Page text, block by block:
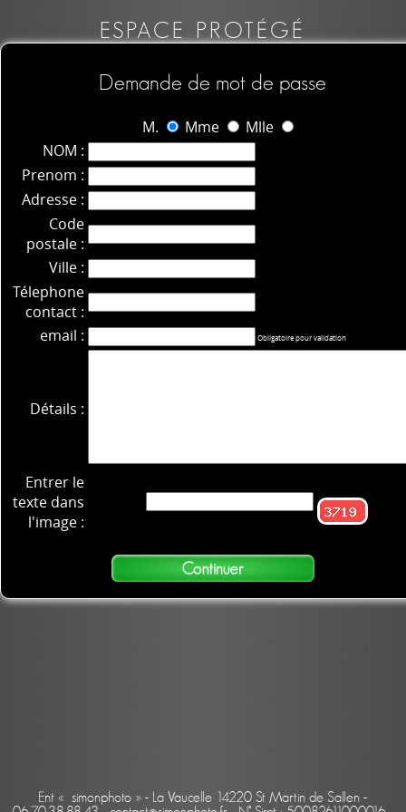
ESPACE PROTÉGÉ
Demande de mot de passe
M. Mme
Mlle
NOM :
Prenom :
Adresse :
Code
postale :
Ville :
Télephone
contact :
email :
Obligatoire pour validation
Détails :
Entrer le
texte dans
l'image :
Ent « simonphoto » - La Vaucelle 14220 St Martin de Sallen -